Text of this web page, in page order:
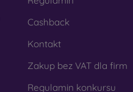
Cashback
Kontakt
Zakup bez VAT dla firm
Regulamin konkursu